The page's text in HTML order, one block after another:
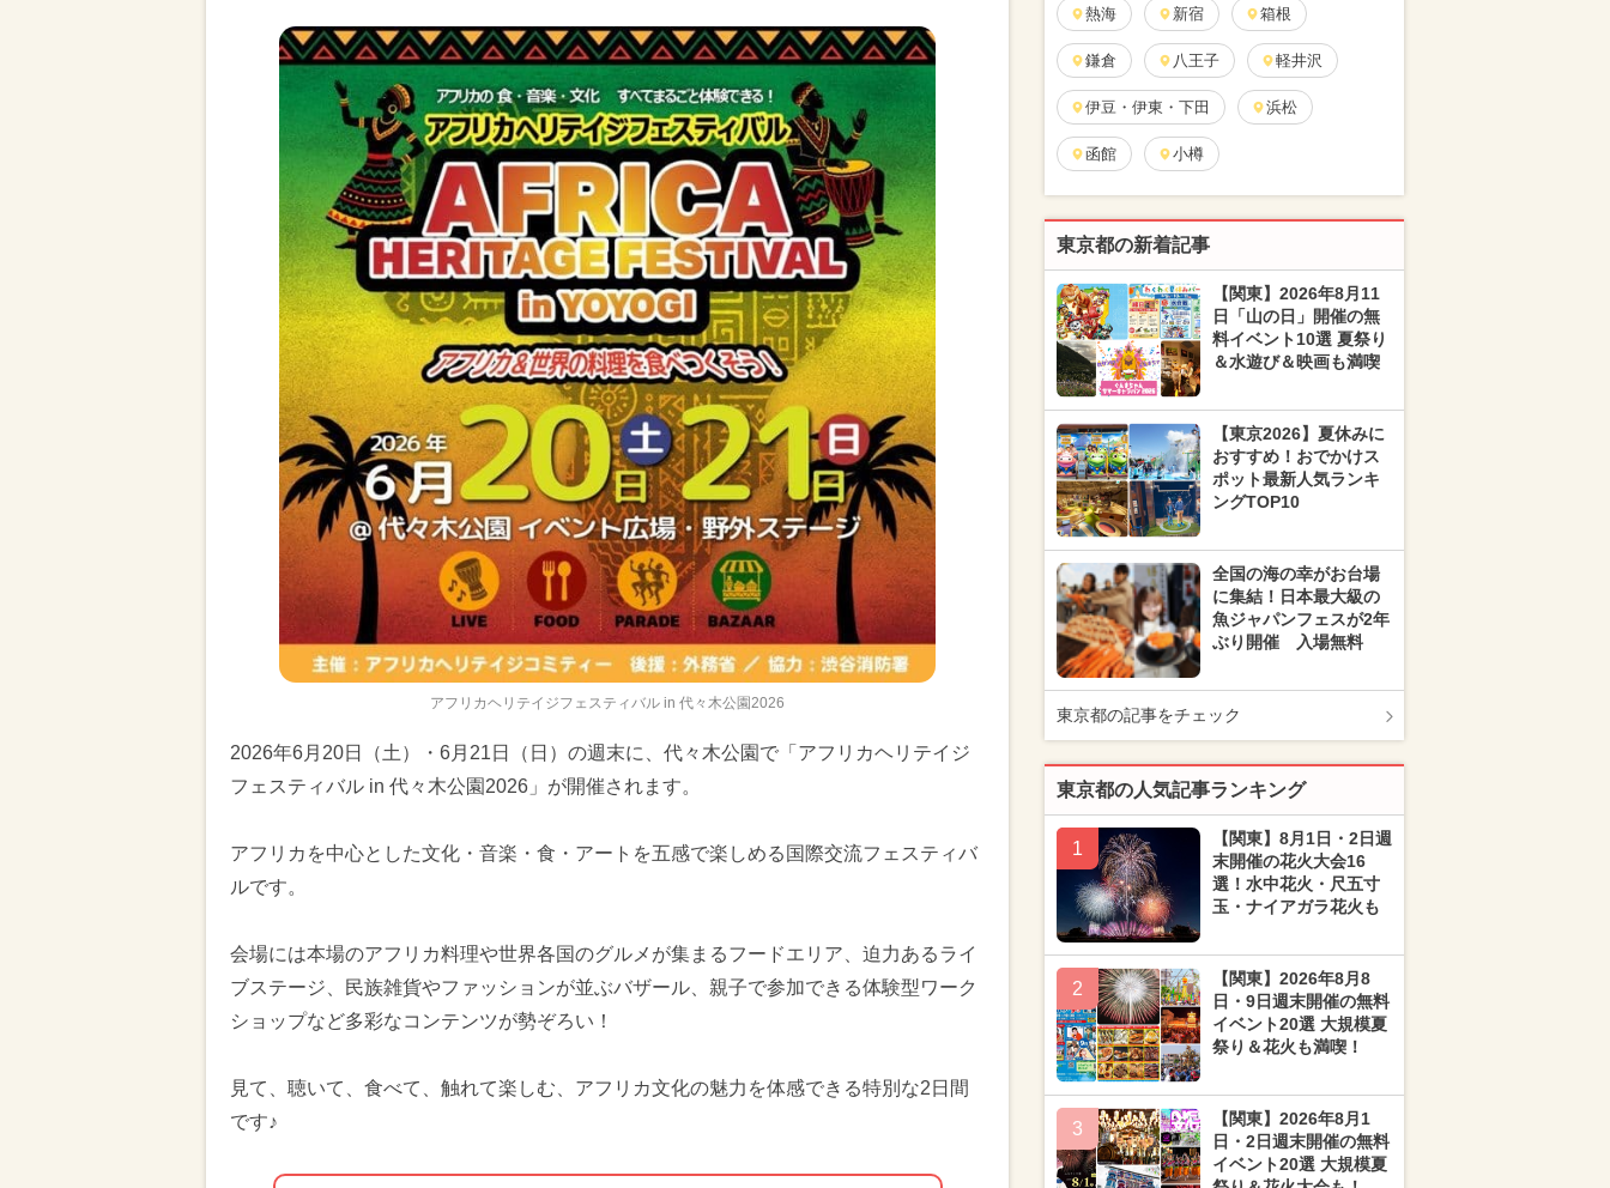
アフリカヘリテイジフェスティバル in 代々木公園2026
2026年6月20日（土）・6月21日（日）の週末に、代々木公園で「アフリカヘリテイジ
フェスティバル in 代々木公園2026」が開催されます。
アフリカを中心とした文化・音楽・食・アートを五感で楽しめる国際交流フェスティバ
ルです。
会場には本場のアフリカ料理や世界各国のグルメが集まるフードエリア、迫力あるライ
ブステージ、民族雑貨やファッションが並ぶバザール、親子で参加できる体験型ワーク
ショップなど多彩なコンテンツが勢ぞろい！
見て、聴いて、食べて、触れて楽しむ、アフリカ文化の魅力を体感できる特別な2日間
です♪
熱海 新宿 箱根
鎌倉 八王子 軽井沢
伊豆・伊東・下田 浜松
函館 小樽
東京都の新着記事
【関東】2026年8月11
日「山の日」開催の無
料イベント10選 夏祭り
＆水遊び＆映画も満喫
【東京2026】夏休みに
おすすめ！おでかけス
ポット最新人気ランキ
ングTOP10
全国の海の幸がお台場
に集結！日本最大級の
魚ジャパンフェスが2年
ぶり開催 入場無料
東京都の記事をチェック
東京都の人気記事ランキング
1
【関東】8月1日・2日週
末開催の花火大会16
選！水中花火・尺五寸
玉・ナイアガラ花火も
2
【関東】2026年8月8
日・9日週末開催の無料
イベント20選 大規模夏
祭り＆花火も満喫！
3
【関東】2026年8月1
日・2日週末開催の無料
イベント20選 大規模夏